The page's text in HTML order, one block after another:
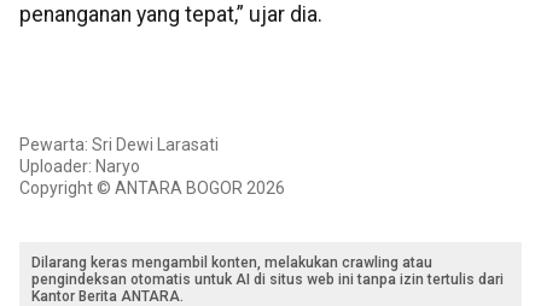
penanganan yang tepat,” ujar dia.
Pewarta: Sri Dewi Larasati
Uploader: Naryo
Copyright © ANTARA BOGOR 2026
Dilarang keras mengambil konten, melakukan crawling atau
pengindeksan otomatis untuk AI di situs web ini tanpa izin tertulis dari
Kantor Berita ANTARA.